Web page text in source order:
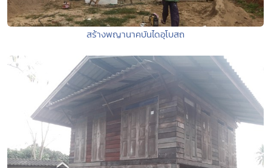
สร้างพญานาคบันไดอุโบสถ